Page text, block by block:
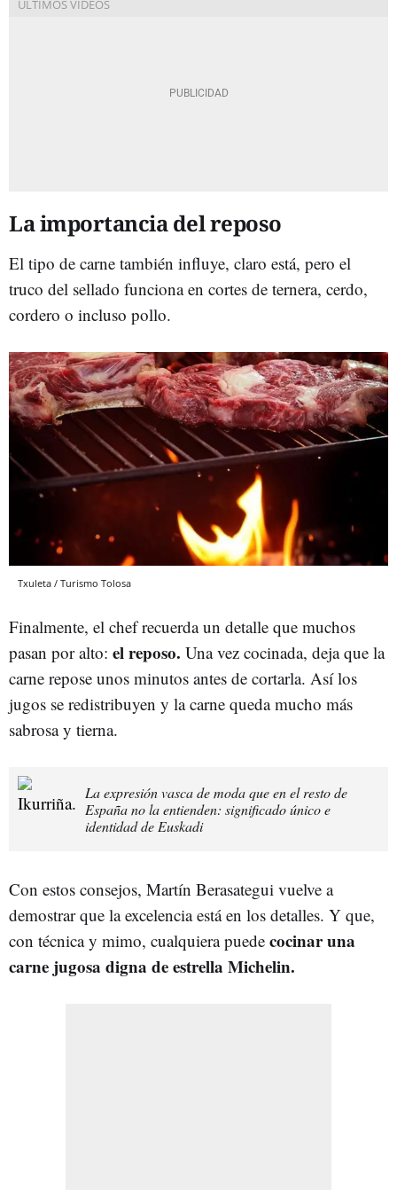
La importancia del reposo
El tipo de carne también influye, claro está, pero el
truco del sellado funciona en cortes de ternera, cerdo,
cordero o incluso pollo.
Txuleta / Turismo Tolosa
Finalmente, el chef recuerda un detalle que muchos
pasan por alto: el reposo. Una vez cocinada, deja que la
carne repose unos minutos antes de cortarla. Así los
jugos se redistribuyen y la carne queda mucho más
sabrosa y tierna.
La expresión vasca de moda que en el resto de
España no la entienden: significado único e
identidad de Euskadi
Con estos consejos, Martín Berasategui vuelve a
demostrar que la excelencia está en los detalles. Y que,
con técnica y mimo, cualquiera puede cocinar una
carne jugosa digna de estrella Michelin.